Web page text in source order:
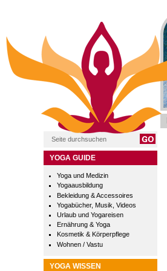
YOGA GUIDE
Yoga und Medizin
Yogaausbildung
Bekleidung & Accessoires
Yogabücher, Musik, Videos
Urlaub und Yogareisen
Ernährung & Yoga
Kosmetik & Körperpflege
Wohnen / Vastu
YOGA WISSEN